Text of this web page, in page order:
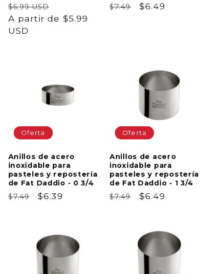
Precio
habitual
$6.99 USD
de
A partir de $5.99
USD
Precio
$7.49
Precio
$6.49
Oferta
Anillos de acero
inoxidable para
pasteles y repostería
de Fat Daddio - 0 3/4
Precio
$7.49
Precio
$6.39
Oferta
Anillos de acero
inoxidable para
pasteles y repostería
de Fat Daddio - 1 3/4
Precio
$7.49
Precio
$6.49